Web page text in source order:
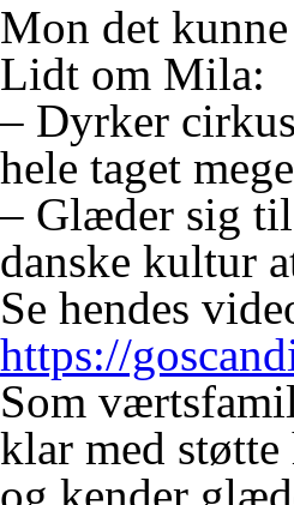
Mon det
Lidt om Mila:
– Dyrker
hele taget
– Glæder sig
danske kultur
Se hendes
https://
Som
klar med